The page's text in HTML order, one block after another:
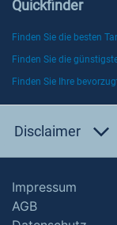
Quickfinder
Finden Sie die besten
Finden Sie die
Finden Sie Ihre
Disclaimer
Impressum
AGB